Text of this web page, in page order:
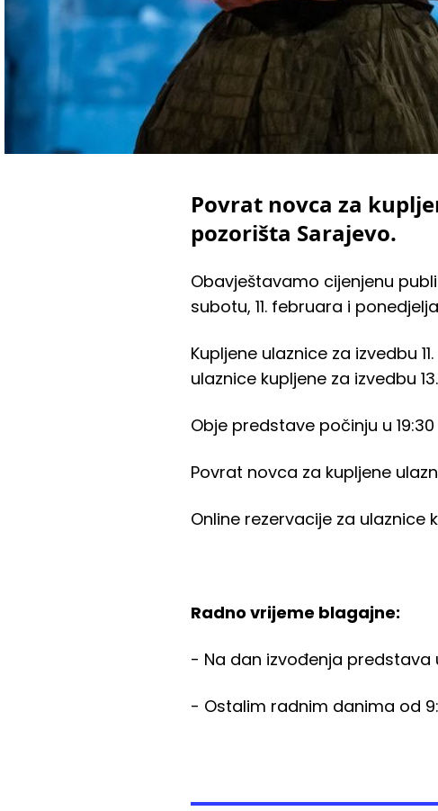
Povrat novca za
pozorišta Sarajevo.
Obavještavamo cijenjenu
subotu, 11. februara i
Kupljene ulaznice za izvedbu
ulaznice kupljene za izvedbu
Obje predstave počinju u
Povrat novca za kupljene
Online rezervacije za ulaznice
Radno vrijeme blagajne:
- Na dan izvođenja predstava
- Ostalim radnim danima od